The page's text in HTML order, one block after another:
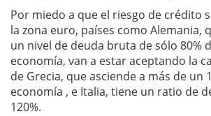
Por miedo a que el riesgo de crédito
la zona euro, países como Alemania,
un nivel de deuda bruta de sólo 80%
economía, van a estar aceptando la
de Grecia, que asciende a más de un
economía , e Italia, tiene un ratio de
120%.